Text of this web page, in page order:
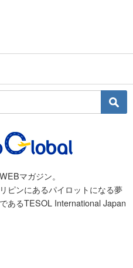
マガジン。
ピンにあるパイロットになる夢
あるTESOL International Japan